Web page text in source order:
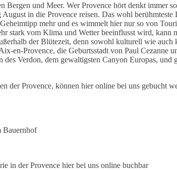
Bergen und Meer. Wer Provence hört denkt immer
in die Provence reisen. Das wohl
mehr und es wimmelt hier nur so von
stark vom Klima und Wetter beeinflusst wird,
der Blütezeit, denn sowohl kulturell wie
en-Provence, die Geburtsstadt von Paul Cezanne
Verdon, dem gewaltigsten Canyon Europas,
der Provence, können hier online bei uns gebucht
Bauernhof
in der Provence hier bei uns online buchbar